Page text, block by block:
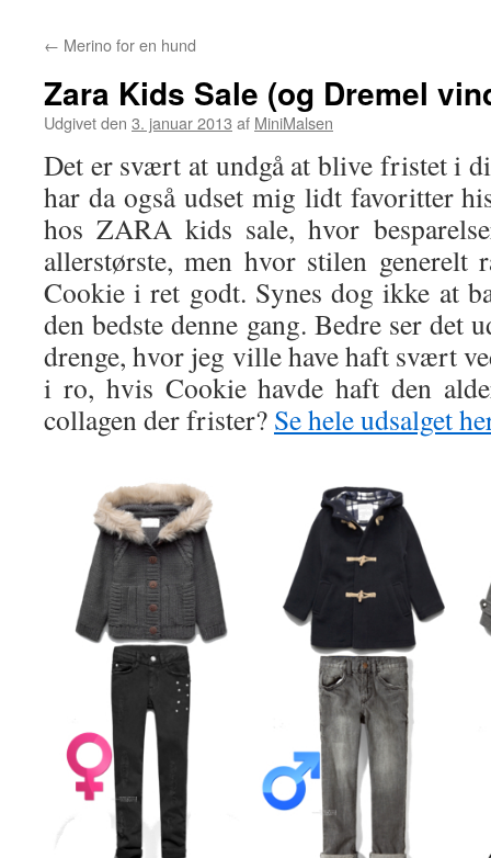
← Merino for en hund
Zara Kids Sale (og Dremel
Udgivet den 3. januar 2013 af MiniMalsen
Det er svært at undgå at blive fristet i
har da også udset mig lidt favoritter
hos ZARA kids sale, hvor
allerstørste, men hvor stilen generelt
Cookie i ret godt. Synes dog ikke at
den bedste denne gang. Bedre ser det
drenge, hvor jeg ville have haft svært
i ro, hvis Cookie havde haft den
collagen der frister? Se hele udsalget